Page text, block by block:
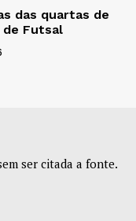
das quartas de
de Futsal
ser citada a fonte.